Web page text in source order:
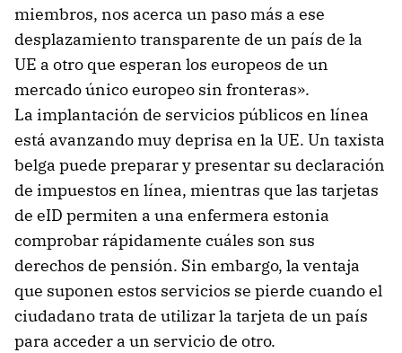
miembros, nos acerca un paso más a ese
desplazamiento transparente de un país de la
UE a otro que esperan los europeos de un
mercado único europeo sin fronteras».
La implantación de servicios públicos en línea
está avanzando muy deprisa en la UE. Un taxista
belga puede preparar y presentar su declaración
de impuestos en línea, mientras que las tarjetas
de eID permiten a una enfermera estonia
comprobar rápidamente cuáles son sus
derechos de pensión. Sin embargo, la ventaja
que suponen estos servicios se pierde cuando el
ciudadano trata de utilizar la tarjeta de un país
para acceder a un servicio de otro.